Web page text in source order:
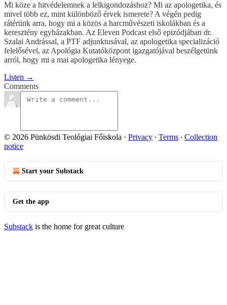
Mi köze a hitvédelemnek a lelkigondozáshoz? Mi az apologetika, és
mivel több ez, mint különböző érvek ismerete? A végén pedig
rátérünk arra, hogy mi a közös a harcművészeti iskolákban és a
keresztény egyházakban. Az Eleven Podcast első epizódjában dr.
Szalai Andrással, a PTF adjunktusával, az apologetika specializáció
felelősével, az Apológia Kutatóközpont igazgatójával beszélgetünk
arról, hogy mi a mai apologetika lényege.
Listen →
Comments
© 2026 Pünkösdi Teológiai Főiskola · Privacy ∙ Terms ∙ Collection
notice
Start your Substack
Get the app
Substack is the home for great culture